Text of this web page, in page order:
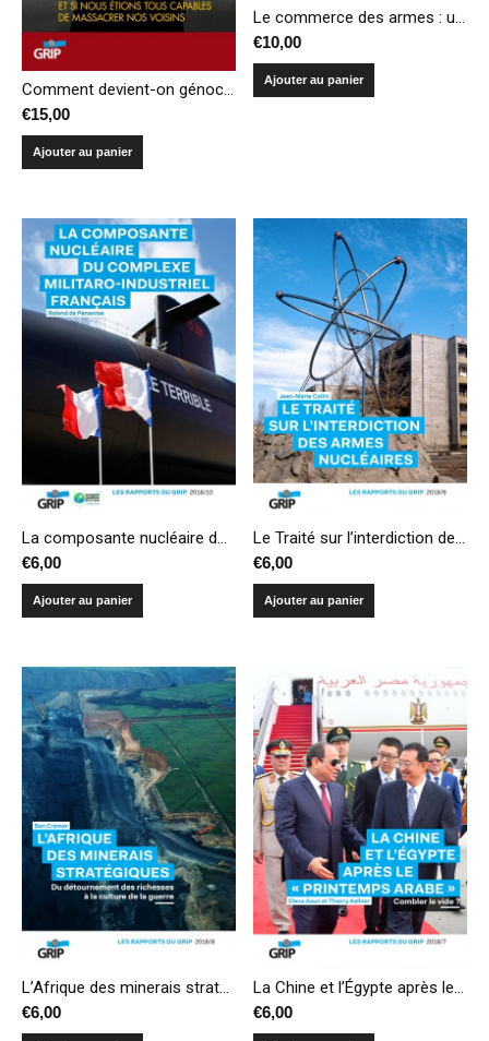
Comment devient-on génocidaire? Et si nous étions tous capables de massacrer nos voisins (réédition)
€15,00
Ajouter au panier
€10,00
Ajouter au panier
La composante nucléaire du complexe militaro-industriel français
€6,00
Ajouter au panier
Le Traité sur l’interdiction des armes nucléaires
€6,00
Ajouter au panier
€6,00 €6,00